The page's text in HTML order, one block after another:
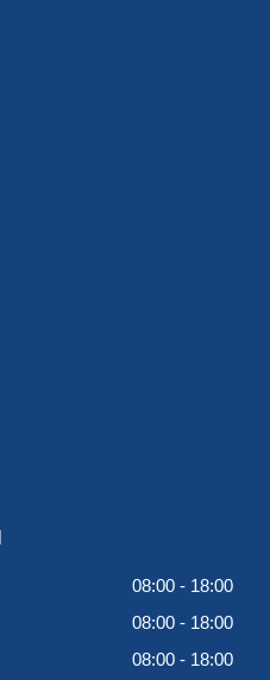
08:00 - 18:00
08:00 - 18:00
08:00 - 18:00